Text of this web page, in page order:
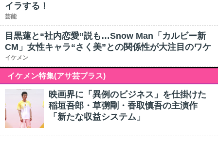
イラする！
芸能
目黒蓮と“社内恋愛”説も…Snow Man「カルビー新
CM」女性キャラ“さく美”との関係性が大注目のワケ
イケメン
イケメン特集(アサ芸プラス)
映画界に「異例のビジネス」を仕掛けた
稲垣吾郎・草彅剛・香取慎吾の主演作
「新たな収益システム」